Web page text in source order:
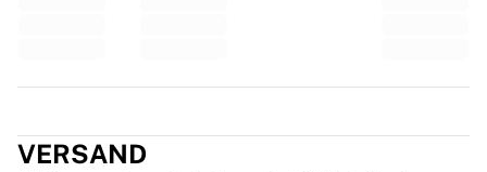
Harlequins
Cricket
England Cricket
VERSAND